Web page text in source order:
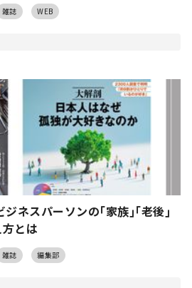
雑誌 WEB
ネスパーソンの｢家族｣｢老後｣
とは
雑誌 編集部